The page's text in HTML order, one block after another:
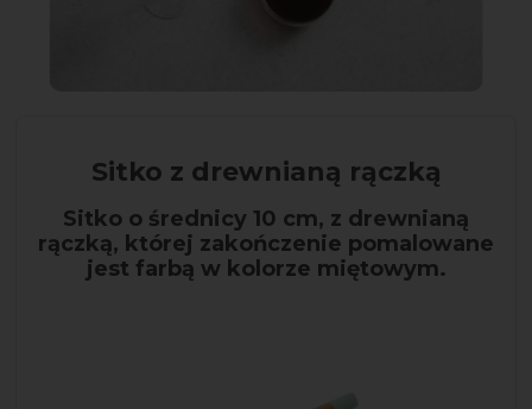
Sitko z drewnianą rączką
Sitko o średnicy 10 cm, z drewnianą
rączką, której zakończenie pomalowane
jest farbą w kolorze miętowym.